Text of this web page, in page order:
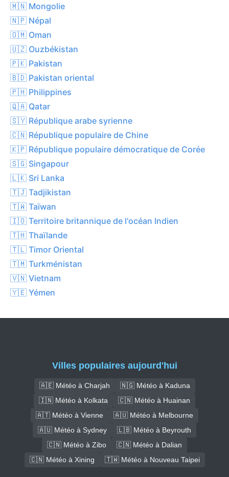
🇲🇳 Mongolie
🇳🇵 Népal
🇴🇲 Oman
🇺🇿 Ouzbékistan
🇵🇰 Pakistan
🇧🇩 Pakistan oriental
🇵🇭 Philippines
🇶🇦 Qatar
🇸🇾 République arabe syrienne
🇨🇳 République populaire de Chine
🇰🇵 République populaire démocratique de Corée
🇸🇬 Singapour
🇱🇰 Sri Lanka
🇹🇯 Tadjikistan
🇹🇼 Taïwan
🇮🇴 Territoire britannique de l'océan Indien
🇹🇭 Thaïlande
🇹🇱 Timor Oriental
🇹🇲 Turkménistan
🇻🇳 Vietnam
🇾🇪 Yémen
Villes populaires aujourd'hui
🇦🇪 Météo à Charjah
🇳🇬 Météo à Kaduna
🇮🇳 Météo à Kolkata
🇨🇳 Météo à Huainan
🇦🇹 Météo à Vienne
🇦🇺 Météo à Melbourne
🇦🇺 Météo à Sydney
🇱🇧 Météo à Beyrouth
🇨🇳 Météo à Zibo
🇨🇳 Météo à Dalian
🇨🇳 Météo à Xining
🇹🇼 Météo à Nouveau Taipei